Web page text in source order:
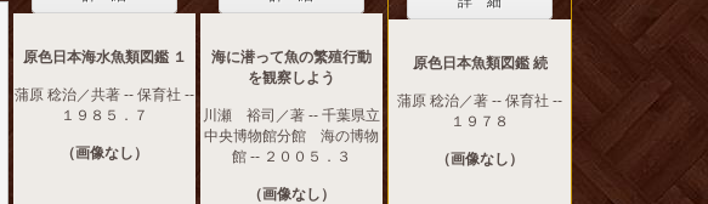
原色日本海水魚類図鑑 １
蒲原 稔治／共著 -- 保育社 --
１９８５．７
（画像なし）
海に潜って魚の繁殖行動
を観察しよう
川瀬 裕司／著 -- 千葉県立
中央博物館分館 海の博物
館 -- ２００５．３
（画像なし）
原色日本魚類図鑑 続
蒲原 稔治／著 -- 保育社 --
１９７８
（画像なし）